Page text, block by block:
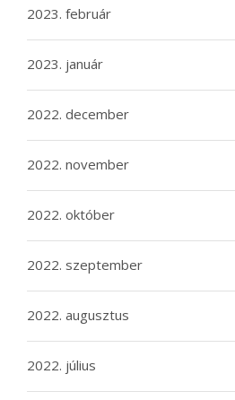
2023. február
2023. január
2022. december
2022. november
2022. október
2022. szeptember
2022. augusztus
2022. július